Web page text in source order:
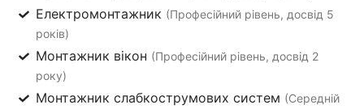
Електромонтажник (Професійний рівень, досвід 5
років)
Монтажник вікон (Професійний рівень, досвід 2
року)
Монтажник слабкострумових систем (Середній